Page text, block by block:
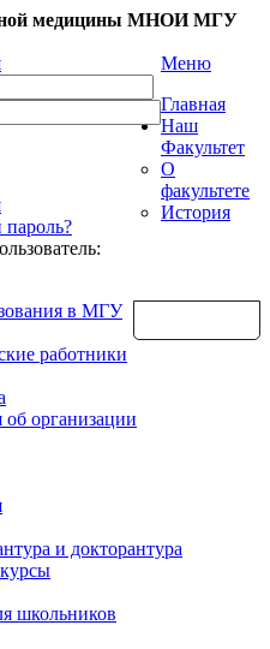
медицины МНОИ МГУ
Меню
Главная
Наш
Факультет
О
факультете
История
в МГУ
работники
организации
и докторантура
школьников